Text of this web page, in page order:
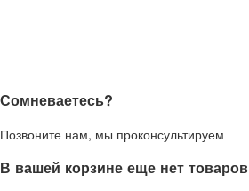
Сомневаетесь?
Позвоните нам, мы проконсультируем
В вашей корзине еще нет товаров